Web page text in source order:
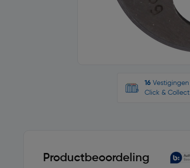
16 Vestigingen
Click & Collect
Productbeoordeling